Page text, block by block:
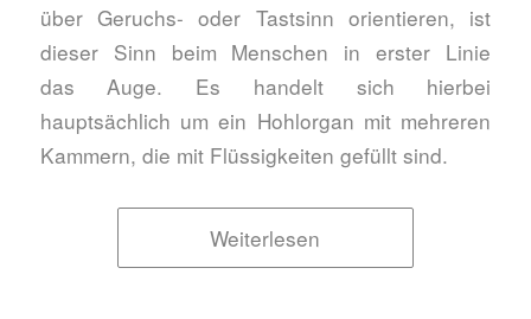
über Geruchs- oder Tastsinn orientieren, ist
dieser Sinn beim Menschen in erster Linie
das Auge. Es handelt sich hierbei
hauptsächlich um ein Hohlorgan mit mehreren
Kammern, die mit Flüssigkeiten gefüllt sind.
Weiterlesen